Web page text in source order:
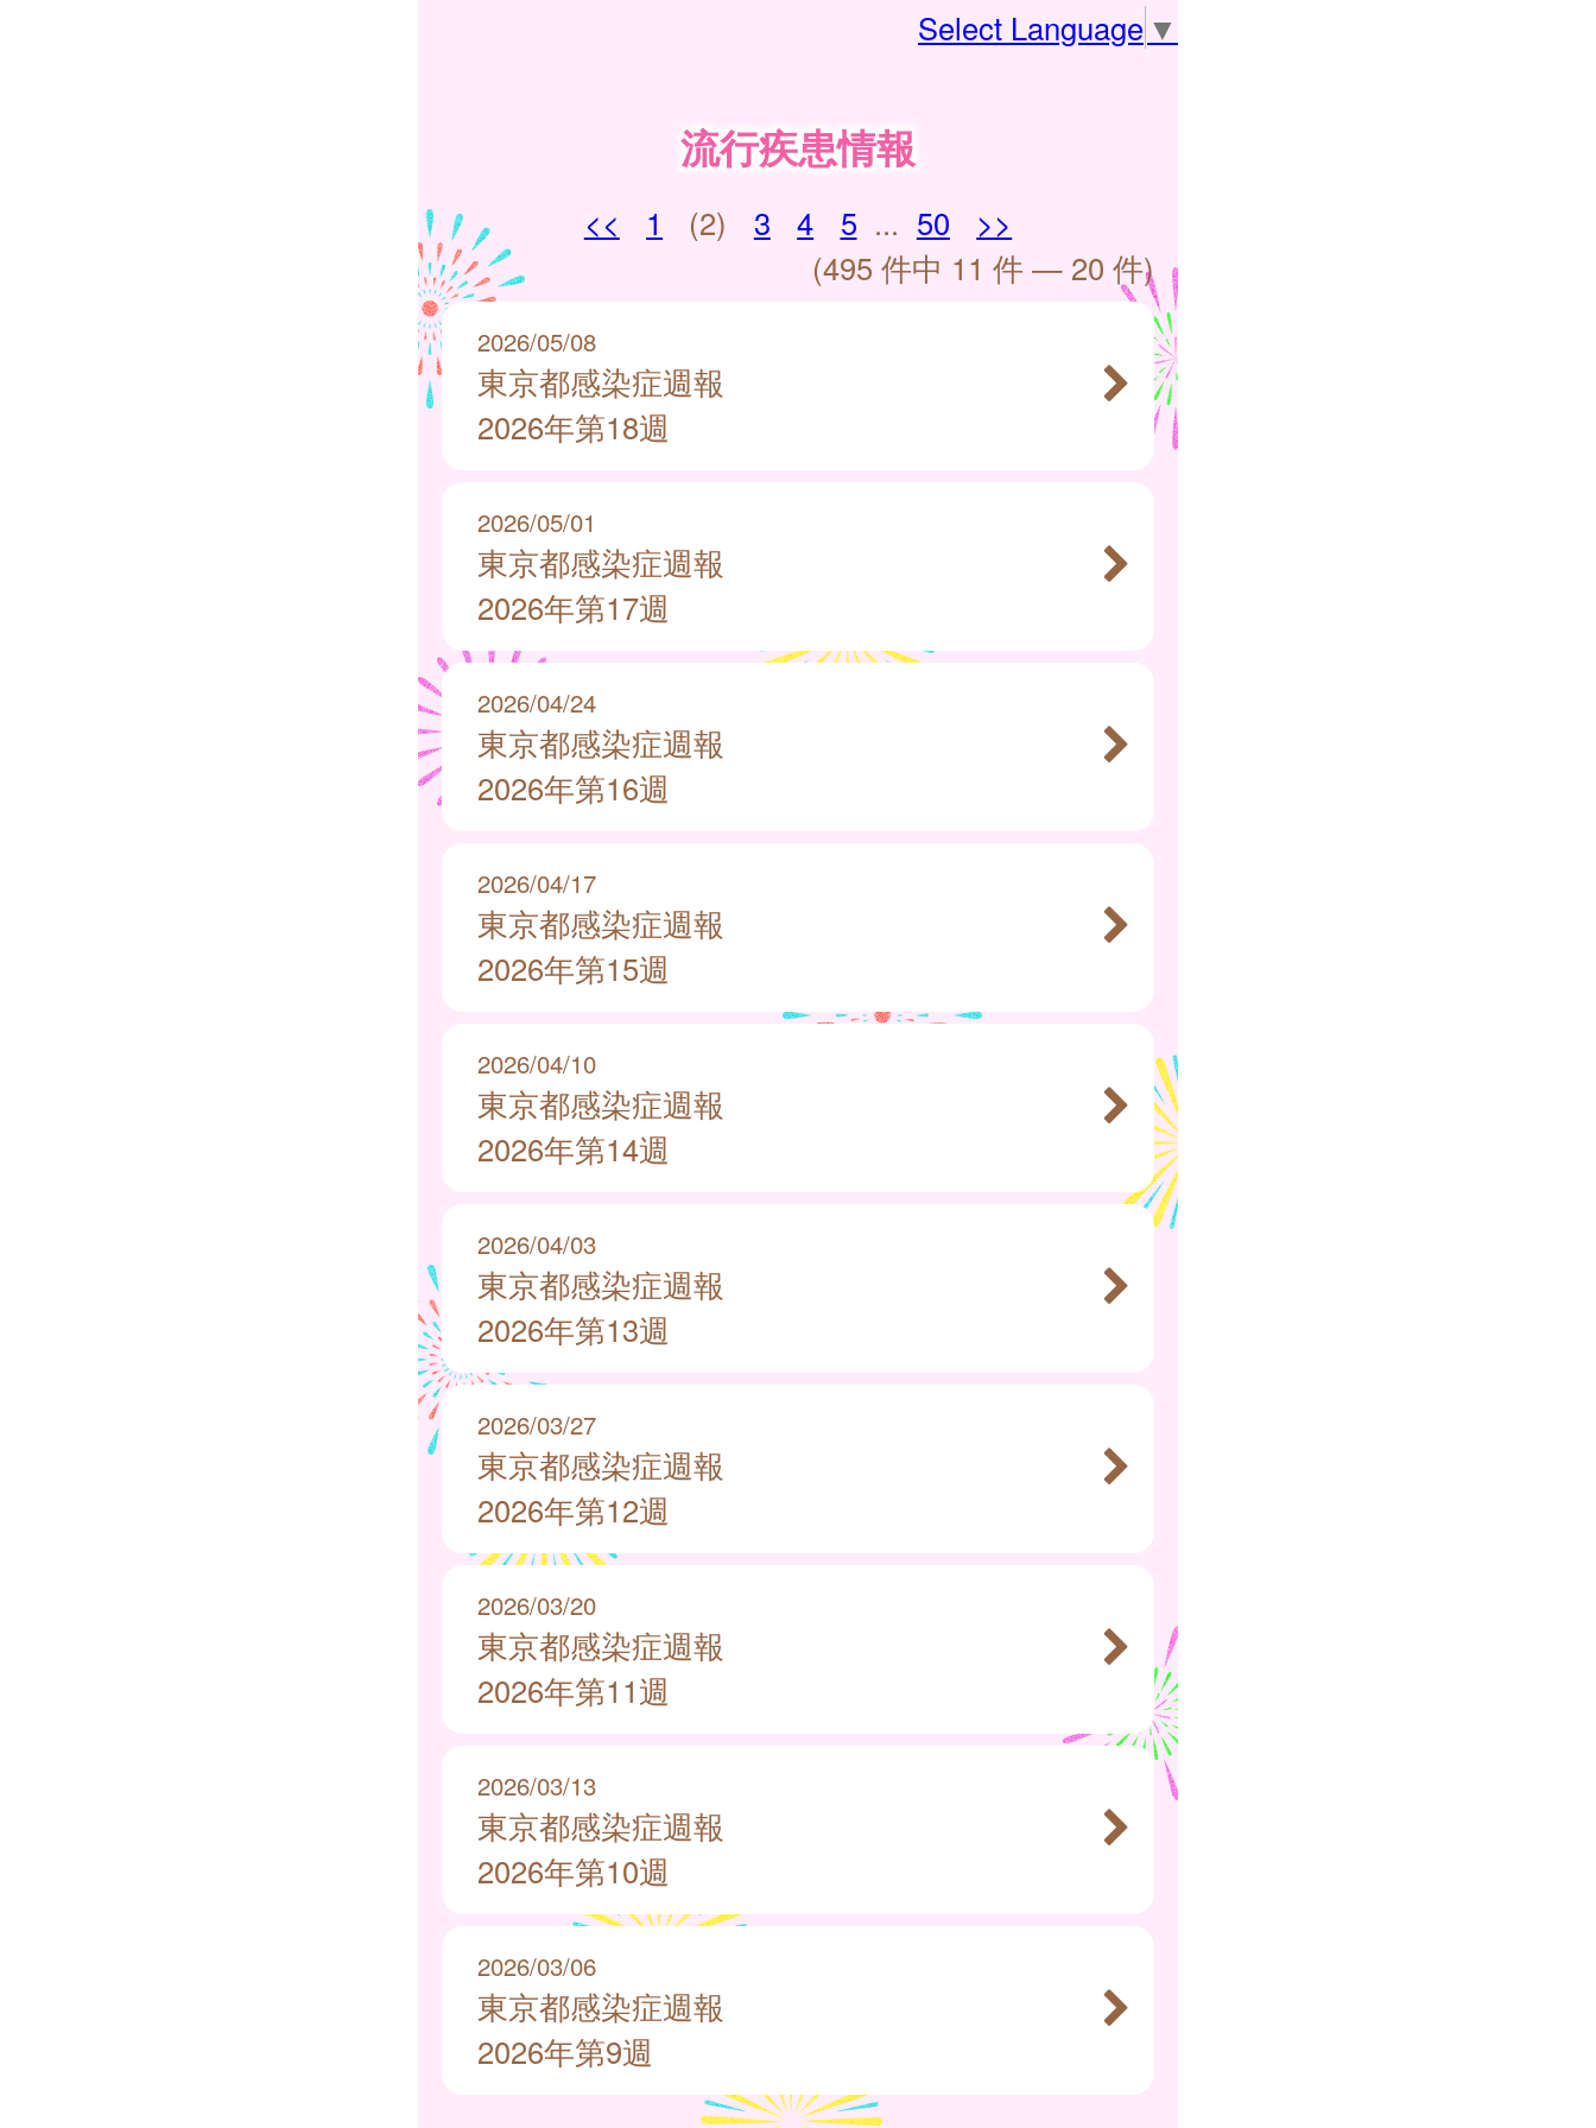
Select Language ▼
流行疾患情報
<< 1 (2) 3 4 5 ... 50
>>
(495 件中 11 件 — 20 件)
2026/05/08
東京都感染症週報
2026年第18週
2026/05/01
東京都感染症週報
2026年第17週
2026/04/24
東京都感染症週報
2026年第16週
2026/04/17
東京都感染症週報
2026年第15週
2026/04/10
東京都感染症週報
2026年第14週
2026/04/03
東京都感染症週報
2026年第13週
2026/03/27
東京都感染症週報
2026年第12週
2026/03/20
東京都感染症週報
2026年第11週
2026/03/13
東京都感染症週報
2026年第10週
2026/03/06
東京都感染症週報
2026年第9週